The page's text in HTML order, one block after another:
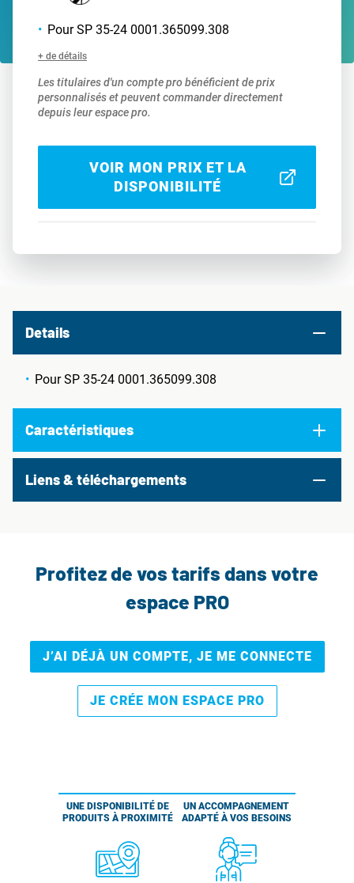
Pour SP 35-24 0001.365099.308
+ de détails
Les titulaires d'un compte pro bénéficient de prix
personnalisés et peuvent commander directement
depuis leur espace pro.
VOIR MON PRIX ET LA
DISPONIBILITÉ
Details
Pour SP 35-24 0001.365099.308
Caractéristiques
Liens & téléchargements
Profitez de vos tarifs dans votre
espace PRO
J’AI DÉJÀ UN COMPTE, JE ME CONNECTE
JE CRÉE MON ESPACE PRO
UNE DISPONIBILITÉ DE
PRODUITS À PROXIMITÉ
UN ACCOMPAGNEMENT
ADAPTÉ À VOS BESOINS